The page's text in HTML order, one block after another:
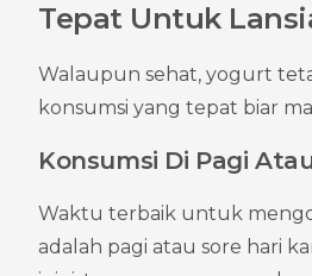
Tepat Untuk
Walaupun sehat, yogurt
konsumsi yang tepat biar
Konsumsi Di Pagi
Waktu terbaik untuk
adalah pagi atau sore hari